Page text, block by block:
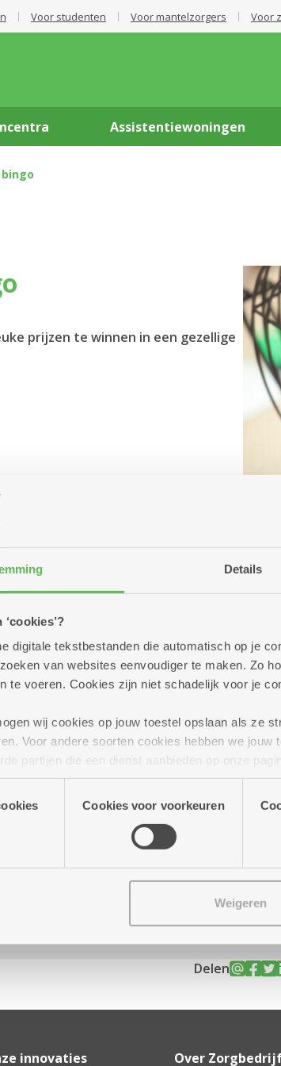
Details
digitale tekstbestanden die automatisch op je
van websites eenvoudiger te maken. Zo
te voeren. Cookies zijn niet schadelijk voor je
wij cookies op jouw toestel opslaan als ze
Voor andere soorten cookies hebben we
partijen die een dienst aanbieden op onze
gebruik van onze site voor social media,
informatie die je aan hen verstrekte.
Cookies voor voorkeuren
Weigeren
Voor studenten Voor mantelzorgers Voor
Assistentiewoningen
prijzen te winnen in een gezellige
4 rondes
Delen
innovaties Over